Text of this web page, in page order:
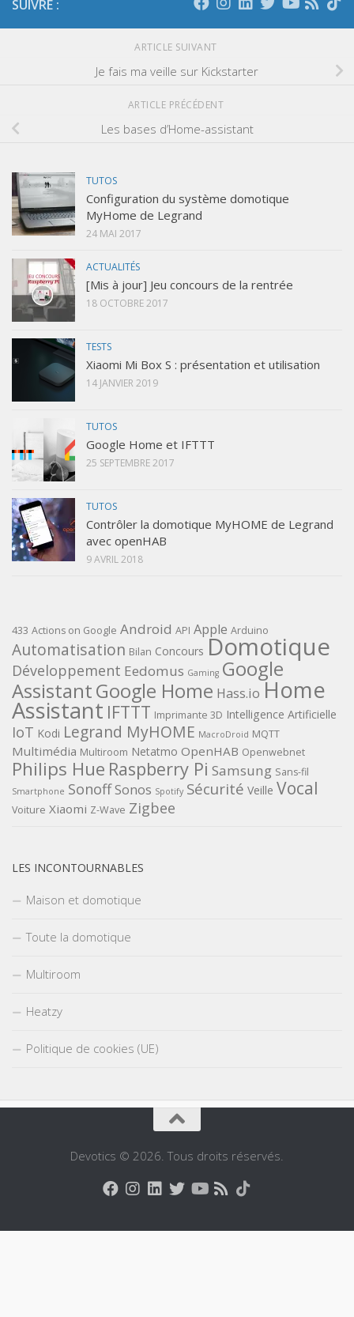
SUIVRE :
ARTICLE SUIVANT
Je fais ma veille sur Kickstarter
ARTICLE PRÉCÉDENT
Les bases d’Home-assistant
TUTOS
Configuration du système domotique
MyHome de Legrand
24 MAI 2017
ACTUALITÉS
[Mis à jour] Jeu concours de la rentrée
18 OCTOBRE 2017
TESTS
Xiaomi Mi Box S : présentation et utilisation
14 JANVIER 2019
TUTOS
Google Home et IFTTT
25 SEPTEMBRE 2017
TUTOS
Contrôler la domotique MyHOME de Legrand
avec openHAB
9 AVRIL 2018
433 Actions on Google Android API Apple Arduino
Automatisation Bilan Concours Domotique
Développement Eedomus Gaming Google
AssistantGoogle Home Hass.io Home
Assistant IFTTT Imprimante 3D Intelligence Artificielle
IoT Kodi Legrand MyHOME MacroDroid MQTT
Multimédia Multiroom Netatmo OpenHAB Openwebnet
Philips Hue Raspberry Pi Samsung Sans-fil
Smartphone SonoffSonos Spotify Sécurité Veille Vocal
Voiture Xiaomi Z-Wave Zigbee
LES INCONTOURNABLES
Maison et domotique
Toute la domotique
Multiroom
Heatzy
Politique de cookies (UE)
Devotics © 2026. Tous droits réservés.